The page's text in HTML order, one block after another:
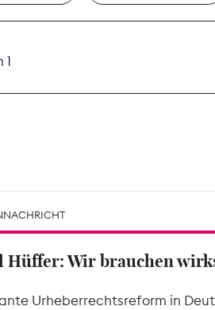
1
Hüffer: Wir brauchen
Urheberrechtsreform in